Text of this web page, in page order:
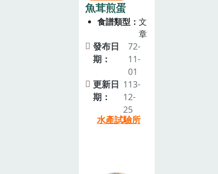
魚茸煎蛋
食譜類型
文
章
發布日
期：
72-
11-
01
更新日
期：
113-
12-
25
水產試驗所